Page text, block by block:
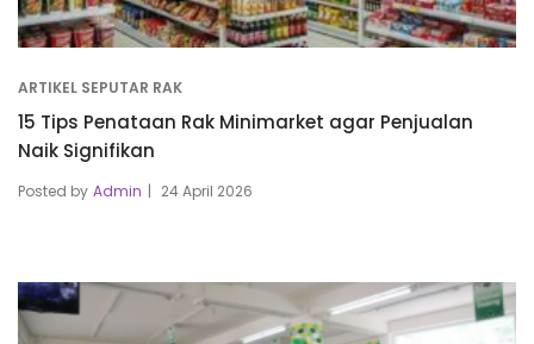
ARTIKEL SEPUTAR RAK
15 Tips Penataan Rak Minimarket agar Penjualan
Naik Signifikan
Posted by Admin 24 April 2026